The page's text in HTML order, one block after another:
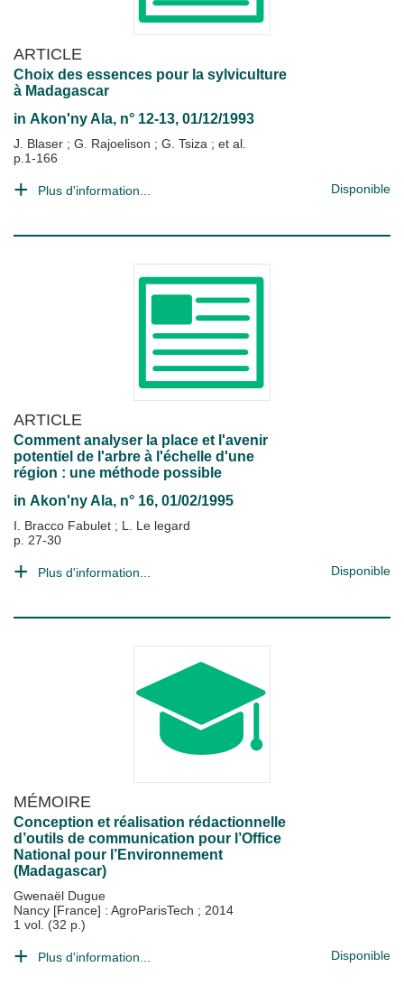
ARTICLE
Choix des essences pour la sylviculture
à Madagascar
in Akon'ny Ala, n° 12-13, 01/12/1993
J. Blaser ; G. Rajoelison ; G. Tsiza ; et al.
p.1-166
Plus d'information... Disponible
ARTICLE
Comment analyser la place et l'avenir
potentiel de l'arbre à l'échelle d'une
région : une méthode possible
in Akon'ny Ala, n° 16, 01/02/1995
I. Bracco Fabulet ; L. Le legard
p. 27-30
Plus d'information... Disponible
MÉMOIRE
Conception et réalisation rédactionnelle
d’outils de communication pour l’Office
National pour l’Environnement
(Madagascar)
Gwenaël Dugue
Nancy [France] : AgroParisTech ; 2014
1 vol. (32 p.)
Plus d'information... Disponible